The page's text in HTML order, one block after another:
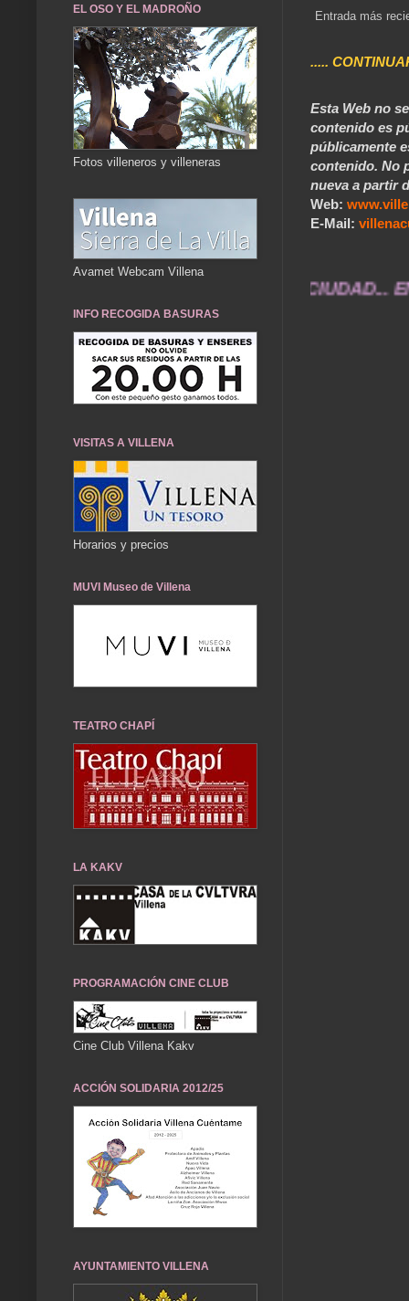
Entrada más
.....
Esta Web no
contenido es
públicamente
contenido. No
nueva a partir
Web:
E-Mail:
DE NUESTRA CIUDAD...
EL OSO Y EL MADROÑO
Fotos villeneros y villeneras
Avamet Webcam Villena
INFO RECOGIDA BASURAS
VISITAS A VILLENA
Horarios y precios
MUVI Museo de Villena
TEATRO CHAPÍ
LA KAKV
PROGRAMACIÓN CINE CLUB
Cine Club Villena Kakv
ACCIÓN SOLIDARIA 2012/25
AYUNTAMIENTO VILLENA